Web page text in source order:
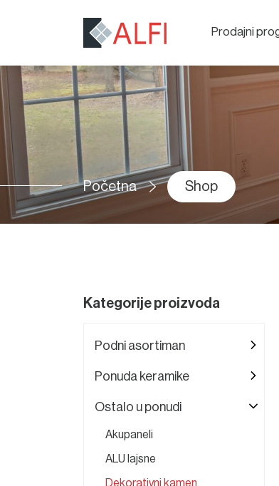
Prodajni
Početna Shop
Kategorije proizvoda
Podni asortiman
Ponuda keramike
Ostalo u ponudi
Akupaneli
ALU lajsne
Dekorativni kamen